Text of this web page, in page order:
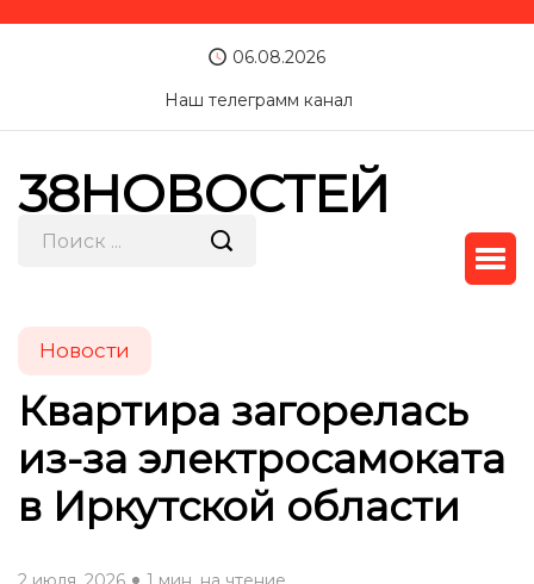
06.08.2026
Наш телеграмм канал
38НОВОСТЕЙ
Новости
Квартира загорелась
из-за электросамоката
в Иркутской области